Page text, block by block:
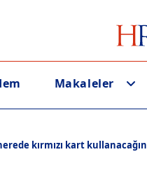
Makaleler
kırmızı kart